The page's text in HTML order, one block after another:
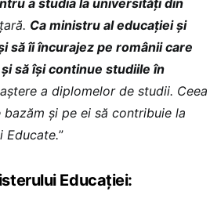
a studia la universități din
Ca ministru al educației și
să îi încurajez pe românii care
să își continue studiile în
a diplomelor de studii. Ceea
și pe ei să contribuie la
Educate.”
Educației: